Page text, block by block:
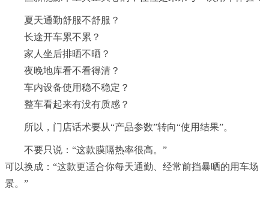
夏天通勤舒服不舒服？
长途开车累不累？
家人坐后排晒不晒？
夜晚地库看不看得清？
车内设备使用稳不稳定？
整车看起来有没有质感？
所以，门店话术要从“产品参数”转向“使用结果”。
不要只说：“这款膜隔热率很高。”
可以换成：“这款更适合你每天通勤、经常前挡暴晒的用车场
景。”